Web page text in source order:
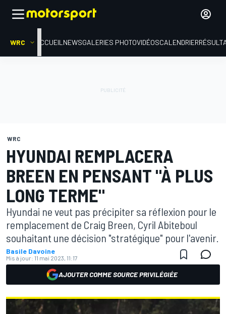
WRC ACCUEIL NEWSGALERIES PHOTOVIDÉOSCALENDRIER
WRC
HYUNDAI REMPLACERA
BREEN EN PENSANT "À PLUS
LONG TERME"
Hyundai ne veut pas précipiter sa réflexion pour le
remplacement de Craig Breen, Cyril Abiteboul
souhaitant une décision "stratégique" pour l'avenir.
Basile Davoine
Mis à jour: 11 mai 2023, 11:17
AJOUTER COMME SOURCE PRIVILÉGIÉE